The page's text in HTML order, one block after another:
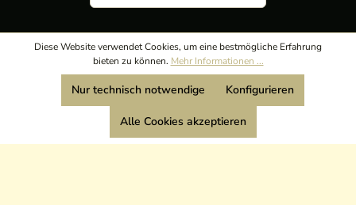
AGB/
Datenschutz/
Wir sind Mitglied:
Diese Website verwendet Cookies, um eine bestmögliche Erfahrung
bieten zu können. Mehr Informationen ...
Nur technisch notwendige Konfigurieren
Alle Cookies akzeptieren